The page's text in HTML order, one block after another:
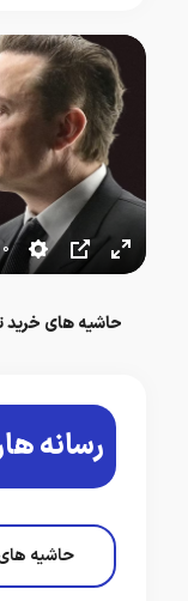
رسانه
حاشیه های
حاشیه های خرید